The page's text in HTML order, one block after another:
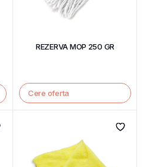
REZERVA MOP 250 GR
Cere oferta